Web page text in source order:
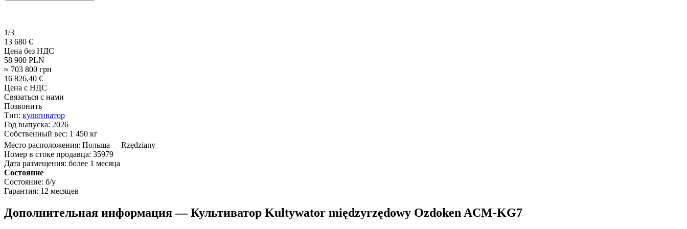
1/3
13 680 €
Цена без НДС
58 900 PLN
≈ 703 800 грн
16 826,40 €
Цена с НДС
Связаться с нами
Позвонить
Тип: культиватор
Год выпуска: 2026
Собственный вес: 1 450 кг
Место расположения: Польша
Rzędziany
Номер в стоке продавца: 35979
Дата размещения: более 1 месяца
Состояние
Состояние: б/у
Гарантия: 12 месяцев
Дополнительная информация — Культиватор Kultywator międzyrzędowy Ozdoken ACM-KG7